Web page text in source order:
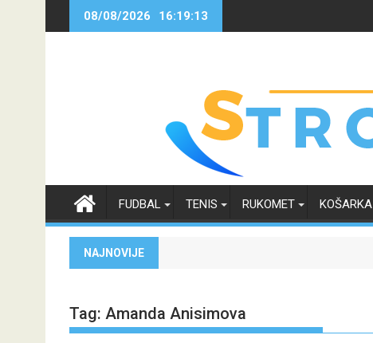
08/08/2026 16:19:13
FUDBAL TENIS RUKOMET KOŠARKA
NAJNOVIJE
Tag: Amanda Anisimova